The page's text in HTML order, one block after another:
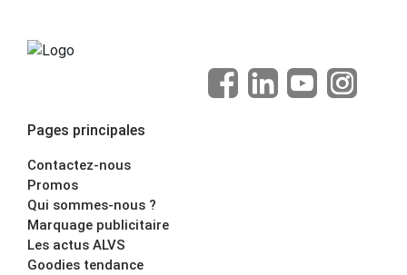
Pages principales
Contactez-nous
Promos
Qui sommes-nous ?
Marquage publicitaire
Les actus ALVS
Goodies tendance